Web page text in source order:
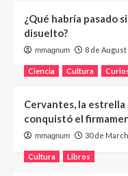
¿Qué habría pasado
disuelto?
mmagnum 8 de August
Ciencia Cultura
Cervantes, la
conquistó el
mmagnum 30 de
Cultura Libros